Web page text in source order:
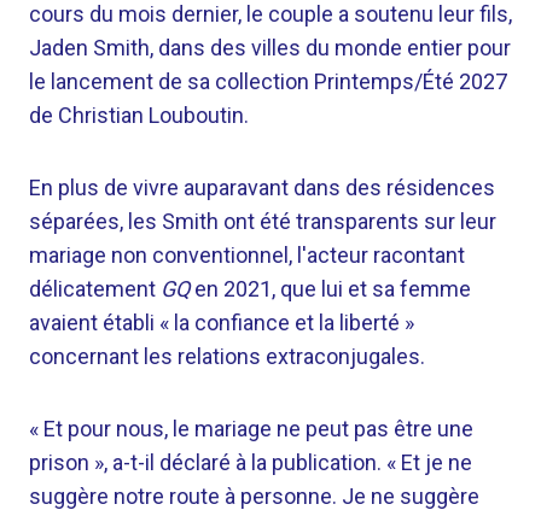
cours du mois dernier, le couple a soutenu leur fils,
Jaden Smith, dans des villes du monde entier pour
le lancement de sa collection Printemps/Été 2027
de Christian Louboutin.
En plus de vivre auparavant dans des résidences
séparées, les Smith ont été transparents sur leur
mariage non conventionnel, l'acteur racontant
délicatement GQen 2021, que lui et sa femme
avaient établi « la confiance et la liberté »
concernant les relations extraconjugales.
« Et pour nous, le mariage ne peut pas être une
prison », a-t-il déclaré à la publication. « Et je ne
suggère notre route à personne. Je ne suggère